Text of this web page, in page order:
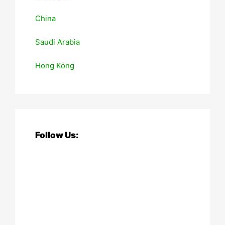
China
Saudi Arabia
Hong Kong
Follow Us: